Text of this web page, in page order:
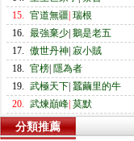
15. 官道無疆 瑞根
16. 最強棄少 鵝是老五
17. 傲世丹神 寂小賊
18. 官榜 隱為者
19. 武極天下 蠶繭里的牛
20. 武煉巔峰 莫默
分類推薦